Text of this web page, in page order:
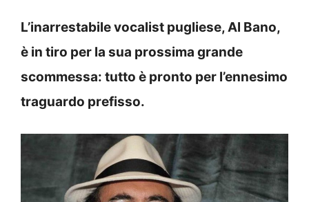
L’inarrestabile vocalist pugliese, Al Bano,
è in tiro per la sua prossima grande
scommessa: tutto è pronto per l’ennesimo
traguardo prefisso.